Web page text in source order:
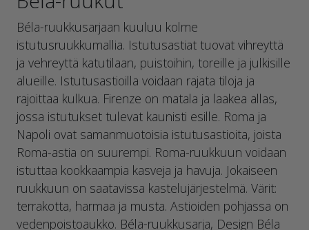
Béla-ruukkusarjaan kuuluu kolme
istutusruukkumallia. Istutusastiat tuovat vihreyttä
ja vehreyttä katutilaan, puistoihin, toreille ja julkisille
alueille. Istutusastioilla voidaan rajata tiloja ja
rajoittaa kulkua. Firenze on matala ja laakea allas,
jossa istutukset tulevat kaunisti esille. Roma ja
Napoli ovat samanmuotoisia istutusastioita, joista
Roma-astia on suurempi. Roma-ruukkuun voidaan
istuttaa kookkaampia kasveja ja havuja. Jokaiseen
ruukkuun on saatavissa kastelujärjestelmä. Värit:
terrakotta, harmaa ja musta. Astioiden pohjassa on
vedenpoistoaukko. Béla-ruukkusarja, Design Béla